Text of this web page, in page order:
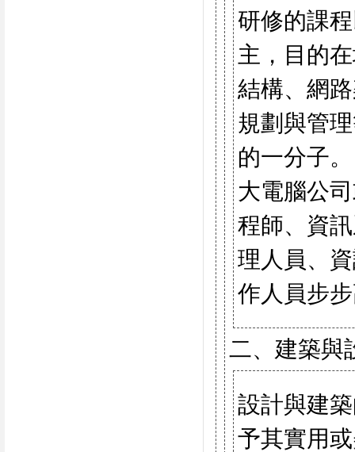
研修的課
主，目的
結構、網
規劃與管
的一分子
大電腦公
程師、資
理人員、
作人員步
二、建築與
設計與建
予其實用